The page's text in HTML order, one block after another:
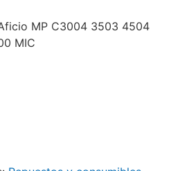
MP C3004 3503 4504
MIC